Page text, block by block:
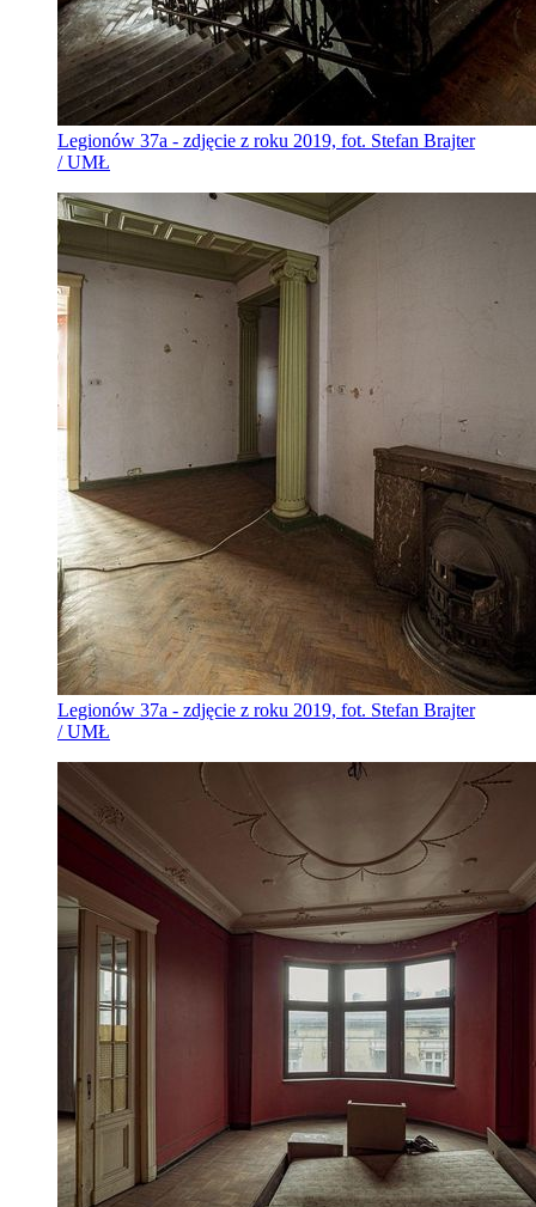
Legionów 37a - zdjęcie z roku 2019, fot. Stefan Brajter
/ UMŁ
Legionów 37a - zdjęcie z roku 2019, fot. Stefan Brajter
/ UMŁ